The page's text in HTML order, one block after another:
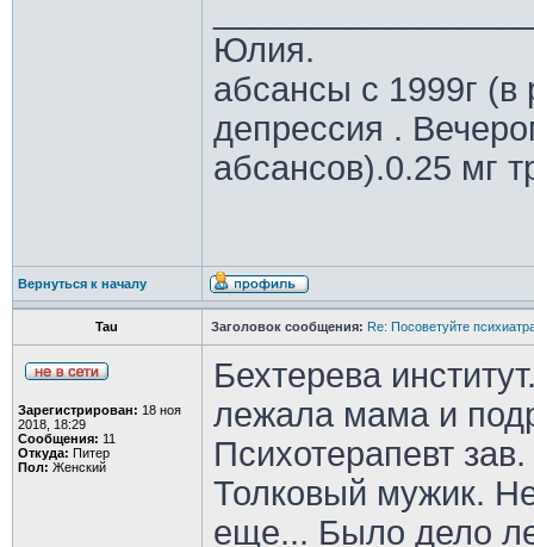
Юлия.
абсансы с 1999г (в
депрессия .
абсансов).0.25 мг
Вернуться к началу
Tau Заголовок сообщения: Re: Посоветуйте
Зарегистрирован: 18 ноя
2018, 18:29
Сообщения: 11
Откуда: Питер
Пол: Женский
Бехтерева
лежала мама и
Психотерапевт
Толковый мужик.
еще... Было дело